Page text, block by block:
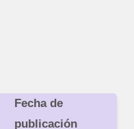
Fecha de
publicación